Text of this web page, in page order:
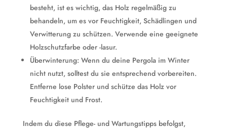
besteht, ist es wichtig, das Holz regelmäßig zu
behandeln, um es vor Feuchtigkeit, Schädlingen und
Verwitterung zu schützen. Verwende eine geeignete
Holzschutzfarbe oder -lasur.
Überwinterung: Wenn du deine Pergola im Winter
nicht nutzt, solltest du sie entsprechend vorbereiten.
Entferne lose Polster und schütze das Holz vor
Feuchtigkeit und Frost.
Indem du diese Pflege- und Wartungstipps befolgst,